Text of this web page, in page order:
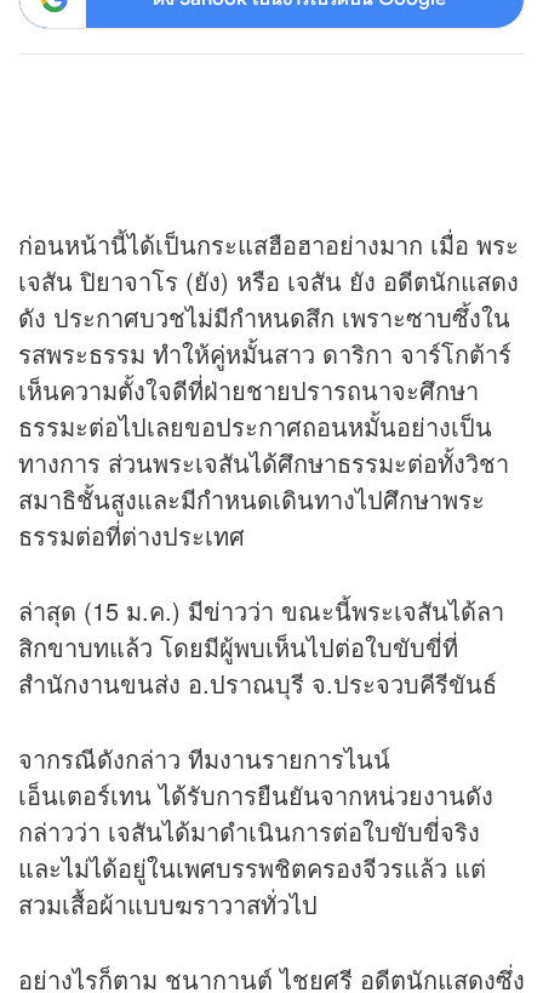
ก่อนหน้านี้ได้เป็นกระแสฮือฮาอย่างมาก เมื่อ พระ
เจสัน ปิยาจาโร (ยัง) หรือ เจสัน ยัง อดีตนักแสดง
ดัง ประกาศบวชไม่มีกำหนดสึก เพราะซาบซึ้งใน
รสพระธรรม ทำให้คู่หมั้นสาว ดาริกา จาร์โกต้าร์
เห็นความตั้งใจดีที่ฝ่ายชายปรารถนาจะศึกษา
ธรรมะต่อไปเลยขอประกาศถอนหมั้นอย่างเป็น
ทางการ ส่วนพระเจสันได้ศึกษาธรรมะต่อทั้งวิชา
สมาธิชั้นสูงและมีกำหนดเดินทางไปศึกษาพระ
ธรรมต่อที่ต่างประเทศ
ล่าสุด (15 ม.ค.) มีข่าวว่า ขณะนี้พระเจสันได้ลา
สิกขาบทแล้ว โดยมีผู้พบเห็นไปต่อใบขับขี่ที่
สำนักงานขนส่ง อ.ปราณบุรี จ.ประจวบคีรีขันธ์
จากรณีดังกล่าว ทีมงานรายการไนน์
เอ็นเตอร์เทน ได้รับการยืนยันจากหน่วยงานดัง
กล่าวว่า เจสันได้มาดำเนินการต่อใบขับขี่จริง
และไม่ได้อยู่ในเพศบรรพชิตครองจีวรแล้ว แต่
สวมเสื้อผ้าแบบฆราวาสทั่วไป
อย่างไรก็ตาม ชนากานต์ ไชยศรี อดีตนักแสดงซึ่ง